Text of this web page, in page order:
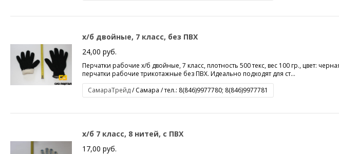
х/б двойные, 7 класс, без ПВХ
24,00 руб.
Перчатки рабочие х/б двойные, 7 класс, плотность 500 текс, вес 100 гр., цвет:
перчатки рабочие трикотажные без ПВХ. Идеально подходят для ст...
СамараТрейд/ Самара / тел.: 8(846)9977780; 8(846)9977781
х/б 7 класс, 8 нитей, с ПВХ
17,00 руб.